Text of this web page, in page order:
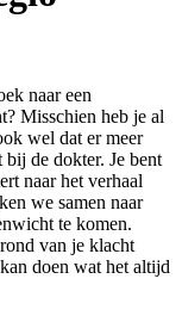
naar een
Misschien heb je al
wel dat er meer
bij de dokter. Je bent
naar het verhaal
we samen naar
te komen.
van je klacht
doen wat het altijd